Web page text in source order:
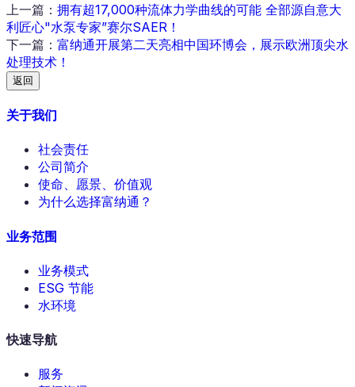
上一篇 ： 拥有超17,000种流体力学曲线的可能 全部源自意大
利匠心"水泵专家”赛尔SAER！
下一篇 ： 富纳通开展第二天亮相中国环博会，展示欧洲顶尖水
处理技术！
返回
关于我们
社会责任
公司简介
使命、愿景、价值观
为什么选择富纳通？
业务范围
业务模式
ESG 节能
水环境
快速导航
服务